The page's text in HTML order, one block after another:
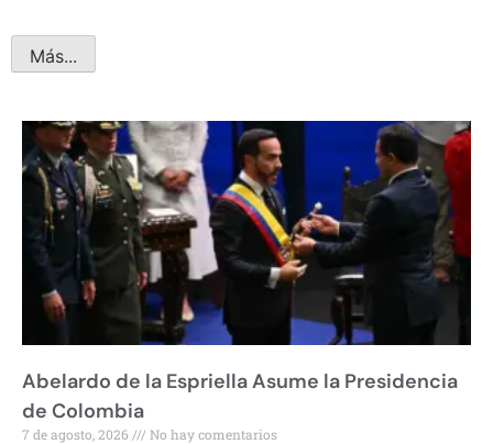
Más...
Abelardo de la Espriella Asume la Presidencia
de Colombia
7 de agosto, 2026 No hay comentarios